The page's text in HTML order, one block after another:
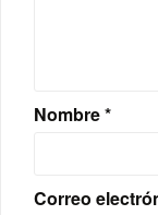
Nombre*
Correo